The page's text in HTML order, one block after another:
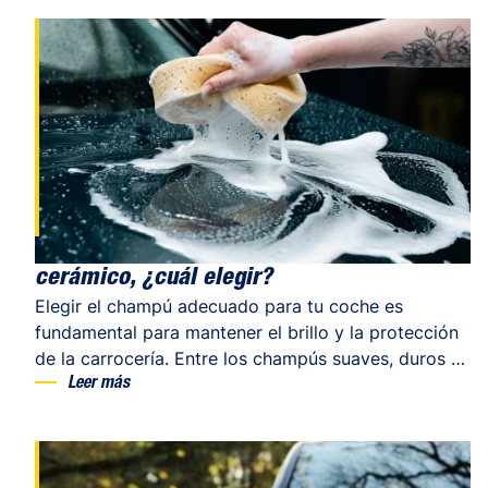
dedicarle horas ni ser un experto en detailing.
Realizando los pasos adecuados con el producto
idóneo, puedes recuperar plásticos […]
Champú para coche: ¿duro, suave o
cerámico, ¿cuál elegir?
Elegir el champú adecuado para tu coche es
fundamental para mantener el brillo y la protección
de la carrocería. Entre los champús suaves, duros o
cerámicos, cada fórmula responde a necesidades
frecuencia de lavado e incluso la época del año.
¿Por qué usar un champú específico para
Leer más